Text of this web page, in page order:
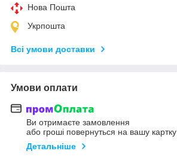
Нова Пошта
Укрпошта
Всі умови доставки
Умови оплати
Ви отримаєте замовлення
або гроші повернуться на вашу картку
Детальніше